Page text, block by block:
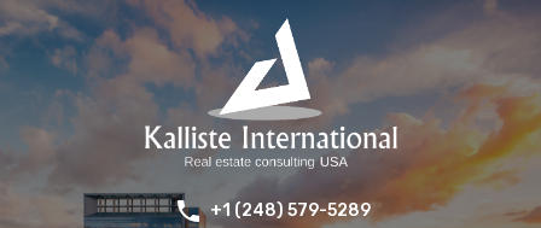
+1 (248) 579-5289